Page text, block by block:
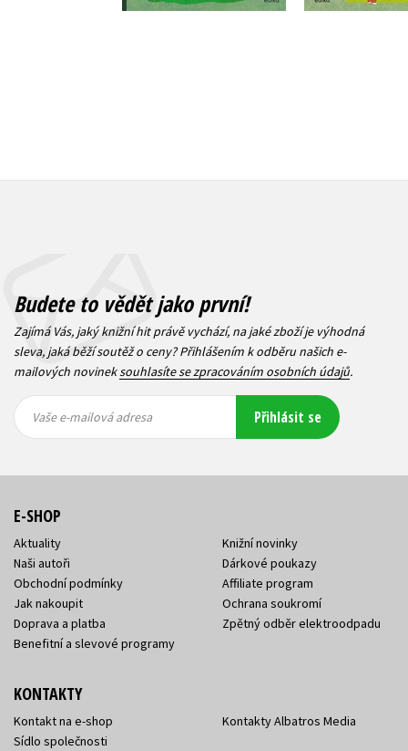
229 Kč
183 Kč 183 Kč
Budete to vědět jako první!
Zajímá Vás, jaký knižní hit právě vychází, na jaké zboží je výhodná
sleva, jaká běží soutěž o ceny? Přihlášením k odběru našich e-
mailových novineksouhlasíte se zpracováním osobních údajů.
mailová
mailová
Vaše e-mailová adresa Přihlásit se
E-SHOP
Aktuality
Naši autoři
Obchodní podmínky
Jak nakoupit
Doprava a platba
Benefitní a slevové programy
Knižní novinky
Dárkové poukazy
Affiliate program
Ochrana soukromí
Zpětný odběr elektroodpadu
KONTAKTY
Kontakt na e-shop
Sídlo společnosti
Kontakty Albatros Media